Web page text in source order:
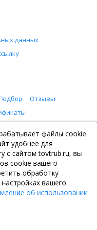
данных
Отзывы
8, с. 2
об авторских правах, 2020-
файлы cookie.
удобнее для
с сайтом tovtrub.ru, вы
cookie вашего
обработку
вашего
об использовании